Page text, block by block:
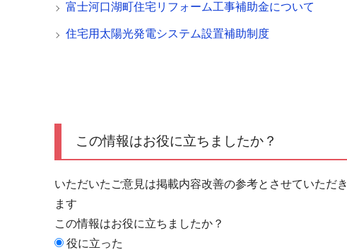
富士河口湖町住宅リフォーム工事補助金について
住宅用太陽光発電システム設置補助制度
この情報はお役に立ちましたか？
いただいたご意見は掲載内容改善の参考とさせていただき
ます
この情報はお役に立ちましたか？
役に立った